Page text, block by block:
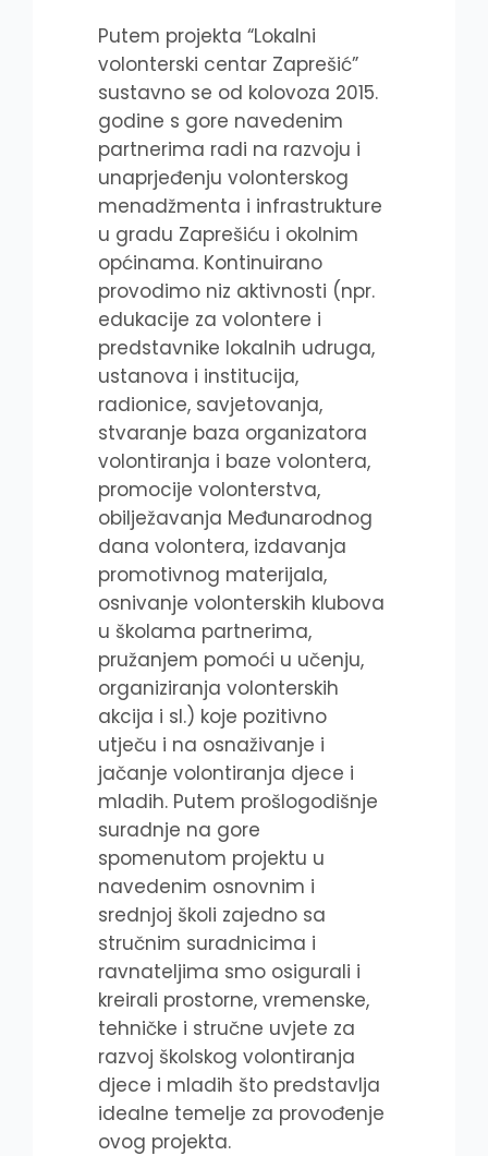
Putem projekta “Lokalni
volonterski centar Zaprešić”
sustavno se od kolovoza 2015.
godine s gore navedenim
partnerima radi na razvoju i
unaprjeđenju volonterskog
menadžmenta i infrastrukture
u gradu Zaprešiću i okolnim
općinama. Kontinuirano
provodimo niz aktivnosti (npr.
edukacije za volontere i
predstavnike lokalnih udruga,
ustanova i institucija,
radionice, savjetovanja,
stvaranje baza organizatora
volontiranja i baze volontera,
promocije volonterstva,
obilježavanja Međunarodnog
dana volontera, izdavanja
promotivnog materijala,
osnivanje volonterskih klubova
u školama partnerima,
pružanjem pomoći u učenju,
organiziranja volonterskih
akcija i sl.) koje pozitivno
utječu i na osnaživanje i
jačanje volontiranja djece i
mladih. Putem prošlogodišnje
suradnje na gore
spomenutom projektu u
navedenim osnovnim i
srednjoj školi zajedno sa
stručnim suradnicima i
ravnateljima smo osigurali i
kreirali prostorne, vremenske,
tehničke i stručne uvjete za
razvoj školskog volontiranja
djece i mladih što predstavlja
idealne temelje za provođenje
ovog projekta.